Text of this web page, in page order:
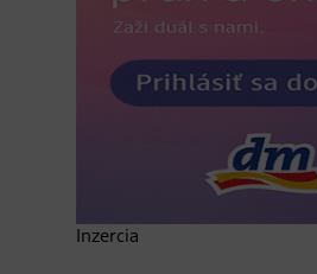
Inzercia